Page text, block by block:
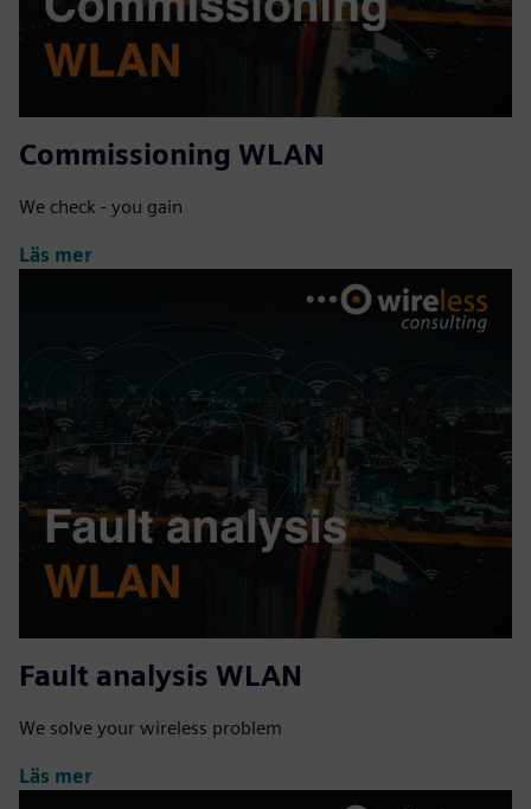
Commissioning WLAN
We check - you gain
Läs mer
Fault analysis WLAN
We solve your wireless problem
Läs mer